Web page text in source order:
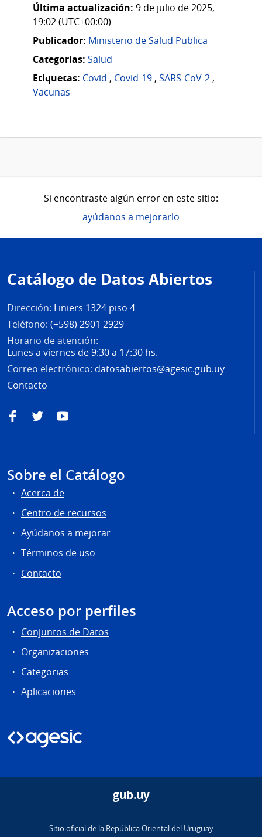
Última actualización: 9 de julio de 2025,
19:02 (UTC+00:00)
Publicador: Ministerio de Salud Publica
Categorias: Salud
Etiquetas: Covid , Covid-19 , SARS-CoV-2 ,
Vacunas
Si encontraste algún error en este sitio:
ayúdanos a mejorarlo
de
página
Catálogo de Datos Abiertos
Dirección: Liniers 1324 piso 4
Teléfono: (+598) 2901 2929
Horario de atención:
Lunes a viernes de 9:30 a 17:30 hs.
Correo electrónico: datosabiertos@agesic.gub.uy
Contacto
FacebookTwitterYouTube
Sobre el Catálogo
Acerca de
Centro de recursos
Ayúdanos a mejorar
Términos de uso
Contacto
Acceso por perfiles
Conjuntos de Datos
Organizaciones
Categorias
Aplicaciones
gub.uy
Sitio oficial de la República Oriental del Uruguay